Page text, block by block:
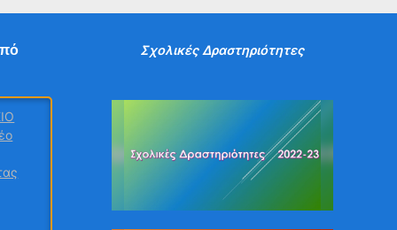
Σχολικές Δραστηριότητες